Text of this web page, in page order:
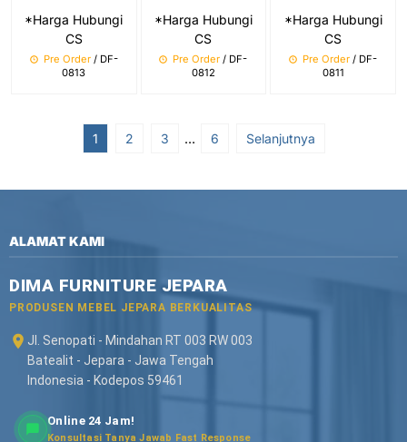
*Harga Hubungi
CS
Pre Order/ DF-
0813
*Harga Hubungi
CS
Pre Order / DF-
0812
*Harga Hubungi
CS
Pre Order / DF-
0811
1 2 3 … 6 Selanjutnya
ALAMAT KAMI
DIMA FURNITURE JEPARA
PRODUSEN MEBEL JEPARA BERKUALITAS
Jl. Senopati - Mindahan RT 003 RW 003
Batealit - Jepara - Jawa Tengah
Indonesia - Kodepos 59461
Online 24 Jam!
Konsultasi Tanya Jawab Fast Response